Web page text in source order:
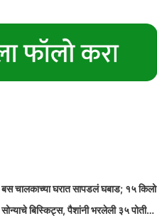
बस चालकाच्या घरात सापडलं घबाड; १५ किलो
सोन्याचे बिस्किट्स, पैशांनी भरलेली ३५ पोती…